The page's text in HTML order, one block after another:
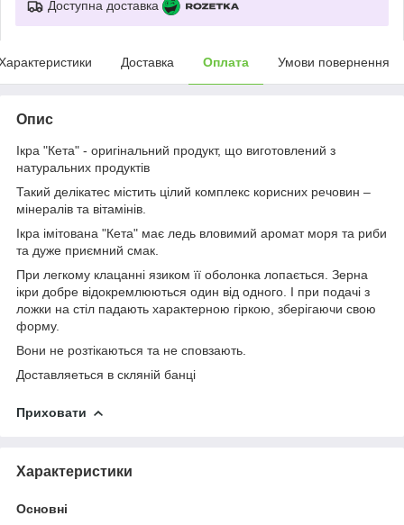
Доступна доставка
Доставка Оплата Умови повернення
Опис
Ікра "Кета" - оригінальний продукт, що виготовлений з
натуральних продуктів
Такий делікатес містить цілий комплекс корисних речовин –
мінералів та вітамінів.
Ікра імітована "Кета" має ледь вловимий аромат моря та риби
та дуже приємний смак.
При легкому клацанні язиком її оболонка лопається. Зерна
ікри добре відокремлюються один від одного. І при подачі з
ложки на стіл падають характерною гіркою, зберігаючи свою
форму.
Вони не розтікаються та не сповзають.
Доставляеться в скляній банці
Приховати
Характеристики
Основні